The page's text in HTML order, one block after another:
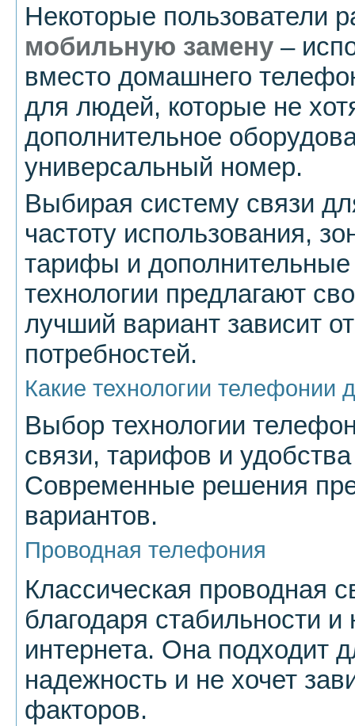
Некоторые пользователи
мобильную замену –
вместо домашнего
для людей, которые не
дополнительное
универсальный номер.
Выбирая систему связи
частоту использования,
тарифы и
технологии предлагают
лучший вариант зависит
потребностей.
Какие технологии телефонии
Выбор технологии
связи, тарифов и
Современные решения
вариантов.
Проводная телефония
Классическая проводная
благодаря стабильности и
интернета. Она подходит
надежность и не хочет
факторов.